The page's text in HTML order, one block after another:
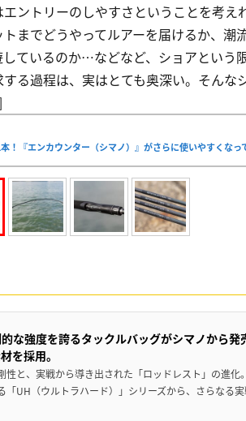
ントリーのしやすさということを考え
までどうやってルアーを届けるか、潮
ているのか…などなど、ショアという
る過程は、実はとても奥深い。そんな
！『エンカウンター（シマノ）』がさらに使いやすくなっ
な強度を誇るタックルバッグがシマノから発
を採用。
性と、実戦から導き出された「ロッドレスト」の進化
「UH（ウルトラハード）」シリーズから、さらなる